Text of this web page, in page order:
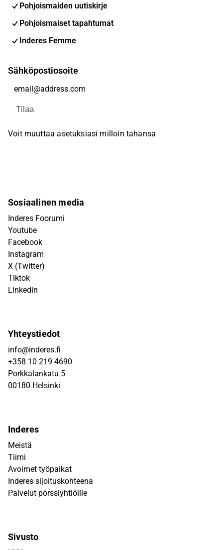
Pohjoismaiden uutiskirje
Pohjoismaiset tapahtumat
Inderes Femme
Sähköpostiosoite
Tilaa
Voit muuttaa asetuksiasi milloin tahansa
Sosiaalinen media
Inderes Foorumi
Youtube
Facebook
Instagram
X (Twitter)
Tiktok
Linkedin
Yhteystiedot
info@inderes.fi
+358 10 219 4690
Porkkalankatu 5
00180 Helsinki
Inderes
Meistä
Tiimi
Avoimet työpaikat
Inderes sijoituskohteena
Palvelut pörssiyhtiöille
Sivusto